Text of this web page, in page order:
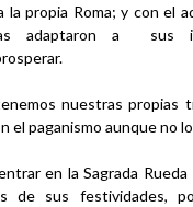
la propia Roma; y con el
adaptaron a sus
nuestras propias
el paganismo aunque no
en la Sagrada
de sus festividades,